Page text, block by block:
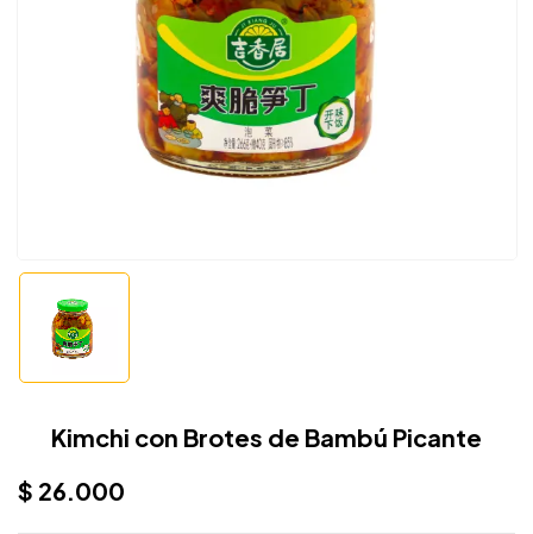
Kimchi con Brotes de Bambú Picante
$ 26.000